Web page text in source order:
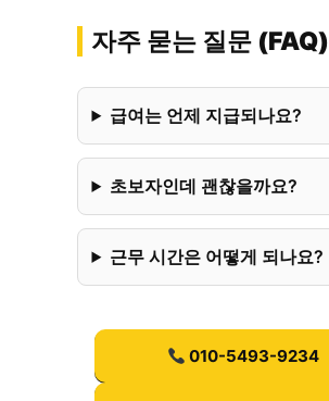
자주 묻는 질문 (FAQ)
급여는 언제 지급되나요?
초보자인데 괜찮을까요?
근무 시간은 어떻게 되나요?
010-5493-9234